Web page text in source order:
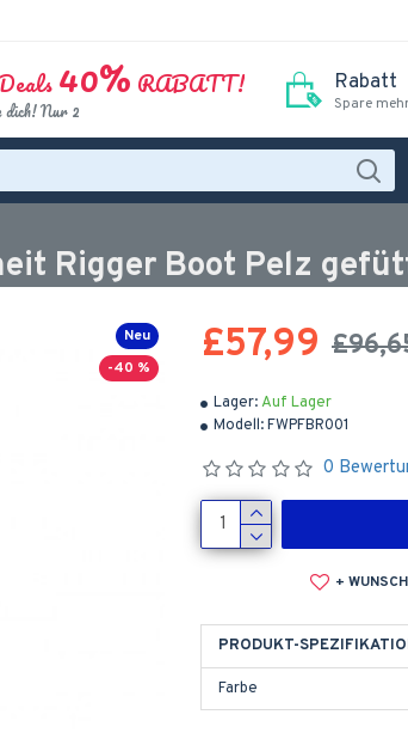
40% RABATT!
dich! Nur 2
Rabatt
Spare
Rigger Boot Pelz
Neu
-40 %
Lager:Auf Lager
Modell:FWPFBR001
0
£57,99
+
PRODUKT-
Farbe